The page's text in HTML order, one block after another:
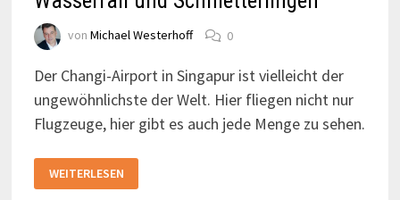
von Michael Westerhoff 0
Der Changi-Airport in Singapur ist vielleicht der
ungewöhnlichste der Welt. Hier fliegen nicht nur
Flugzeuge, hier gibt es auch jede Menge zu sehen.
SINGAPUR:
AIRPORT
WEITERLESEN